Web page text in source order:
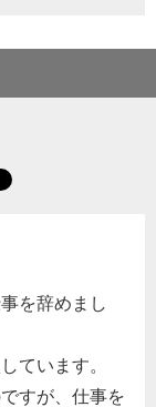
を辞めまし
ています。
すが、仕事を